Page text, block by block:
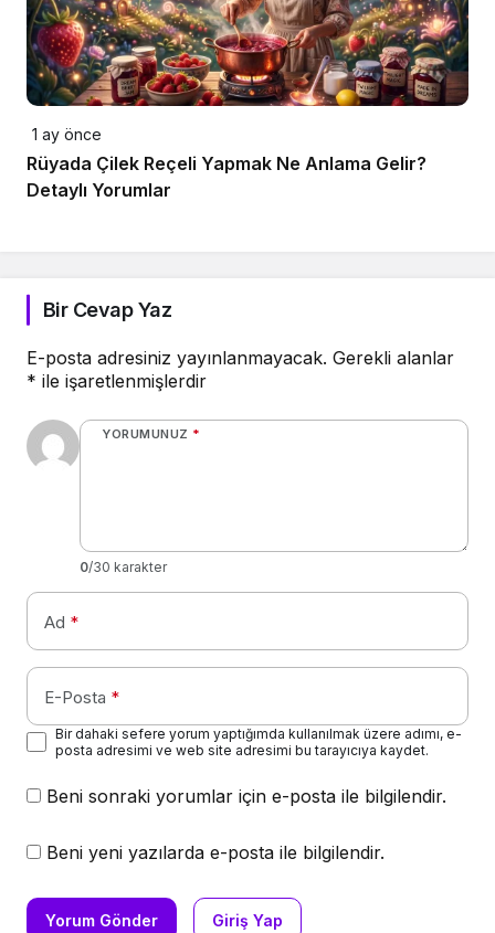
1 ay önce
Rüyada Çilek Reçeli Yapmak Ne Anlama Gelir?
Detaylı Yorumlar
Bir Cevap Yaz
E-posta adresiniz yayınlanmayacak. Gerekli alanlar
* ile işaretlenmişlerdir
YORUMUNUZ *
0/30 karakter
Ad *
E-Posta *
Bir dahaki sefere yorum yaptığımda kullanılmak üzere adımı, e-
posta adresimi ve web site adresimi bu tarayıcıya kaydet.
Beni sonraki yorumlar için e-posta ile bilgilendir.
Beni yeni yazılarda e-posta ile bilgilendir.
Yorum Gönder Giriş Yap